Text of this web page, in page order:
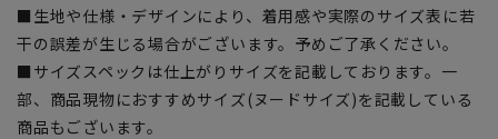
■生地や仕様・デザインにより、着用感や実際のサイズ表に若
干の誤差が生じる場合がございます。予めご了承ください。
■サイズスペックは仕上がりサイズを記載しております。一
部、商品現物におすすめサイズ(ヌードサイズ)を記載している
商品もございます。